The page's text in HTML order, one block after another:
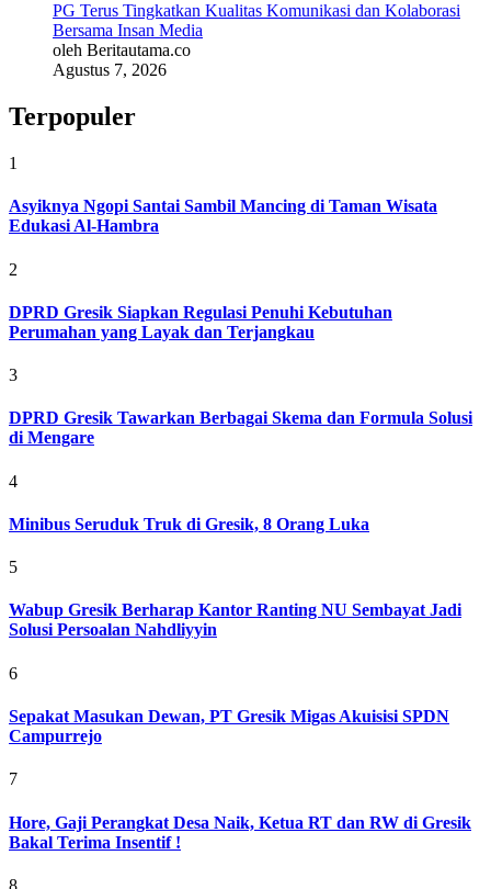
PG Terus Tingkatkan Kualitas Komunikasi dan Kolaborasi
Bersama Insan Media
oleh Beritautama.co
Agustus 7, 2026
Terpopuler
1
Asyiknya Ngopi Santai Sambil Mancing di Taman Wisata
Edukasi Al-Hambra
2
DPRD Gresik Siapkan Regulasi Penuhi Kebutuhan
Perumahan yang Layak dan Terjangkau
3
DPRD Gresik Tawarkan Berbagai Skema dan Formula Solusi
di Mengare
4
Minibus Seruduk Truk di Gresik, 8 Orang Luka
5
Wabup Gresik Berharap Kantor Ranting NU Sembayat Jadi
Solusi Persoalan Nahdliyyin
6
Sepakat Masukan Dewan, PT Gresik Migas Akuisisi SPDN
Campurrejo
7
Hore, Gaji Perangkat Desa Naik, Ketua RT dan RW di Gresik
Bakal Terima Insentif !
8